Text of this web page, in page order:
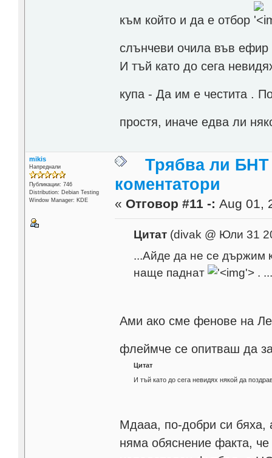
към който и да е отбор
слънчеви очила във ефир
И тъй като до сега
купа - Да им е честита .
простя, иначе едва ли
mikis
Напреднали
Публикации: 746
Distribution: Debian Testing
Window Manager: KDE
Трябва ли БНТ
коментатори
« Отговор #11 -: Aug 01,
Цитат(divak @ Юли 31
...Айде да не се държим
наще паднат
'>. ...
Ами ако сме фенове на
флеймче се опитваш да
Цитат
И тъй като до сега невидях някой да
Мдааа, по-добри си бяха,
няма обяснение факта,